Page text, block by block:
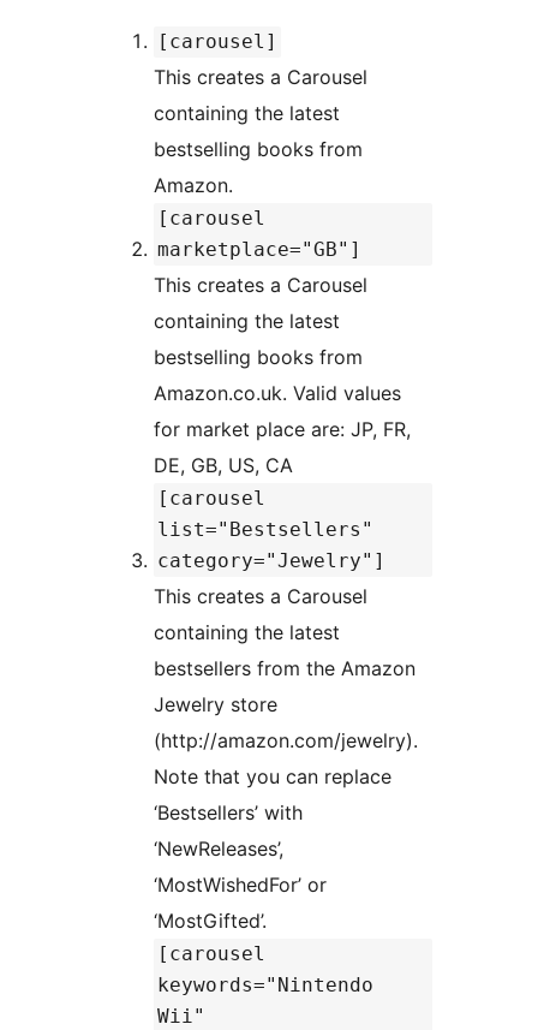
[carousel]
This creates a Carousel
containing the latest
bestselling books from
Amazon.
[carousel
marketplace="GB"]
This creates a Carousel
containing the latest
bestselling books from
Amazon.co.uk. Valid values
for market place are: JP, FR,
DE, GB, US, CA
[carousel
list="Bestsellers"
category="Jewelry"]
This creates a Carousel
containing the latest
bestsellers from the Amazon
Jewelry store
(http://amazon.com/jewelry).
Note that you can replace
‘Bestsellers’ with
‘NewReleases’,
‘MostWishedFor’ or
‘MostGifted’.
[carousel
keywords="Nintendo
Wii"